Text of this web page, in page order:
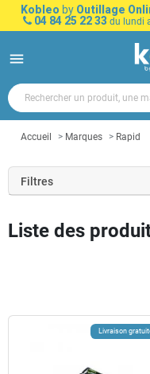
Kobleo by Outillage
04 84 25 22 33 du lundi
menu
Accueil Marques Rapid
Filtres
Liste des
Livraison